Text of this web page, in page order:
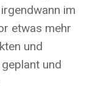
im
etwas mehr
und
und